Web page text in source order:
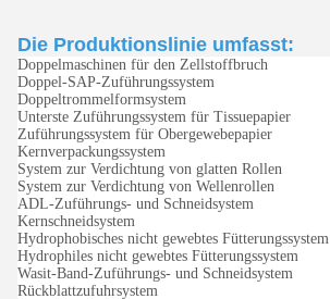
Die Produktionslinie umfasst:
Doppelmaschinen für den Zellstoffbruch
Doppel-SAP-Zuführungssystem
Doppeltrommelformsystem
Unterste Zuführungssystem für Tissuepapier
Zuführungssystem für Obergewebepapier
Kernverpackungssystem
System zur Verdichtung von glatten Rollen
System zur Verdichtung von Wellenrollen
ADL-Zuführungs- und Schneidsystem
Kernschneidsystem
Hydrophobisches nicht gewebtes Fütterungssystem
Hydrophiles nicht gewebtes Fütterungssystem
Wasit-Band-Zuführungs- und Schneidsystem
Rückblattzufuhrsystem